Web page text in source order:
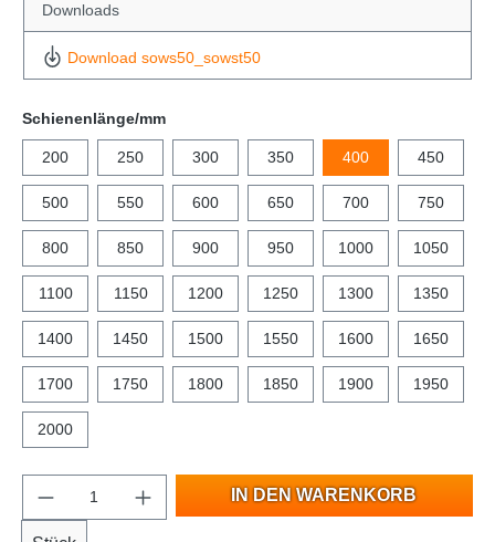
Downloads
Download sows50_sowst50
Schienenlänge/mm
200 250 300 350 400 450
500 550 600 650 700 750
800 850 900 950 1000 1050
1100 1150 1200 1250 1300 1350
1400 1450 1500 1550 1600 1650
1700 1750 1800 1850 1900 1950
2000
IN DEN WARENKORB